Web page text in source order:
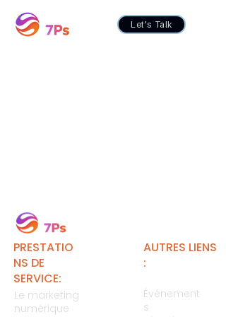
Let's Talk
PRESTATIO
NS DE
SERVICE:
Le marketing
numérique
AUTRES LIENS
:
Événement
s